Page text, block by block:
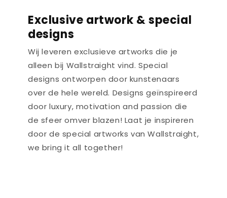
Exclusive artwork & special
designs
Wij leveren exclusieve artworks die je
alleen bij Wallstraight vind. Special
designs ontworpen door kunstenaars
over de hele wereld. Designs geïnspireerd
door luxury, motivation and passion die
de sfeer omver blazen! Laat je inspireren
door de special artworks van Wallstraight,
we bring it all together!